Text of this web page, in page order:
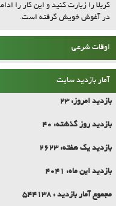
شهرداری در سه سطح با مردم در
حفظ و توسعه فضای سبز و سوم در
حدیث روز
کربلا را زیارت کنید و این کار را
در آغوش خویش گرفته است.
اوقات شرعی
بازدید امروز:
بازدید روز گذشته: